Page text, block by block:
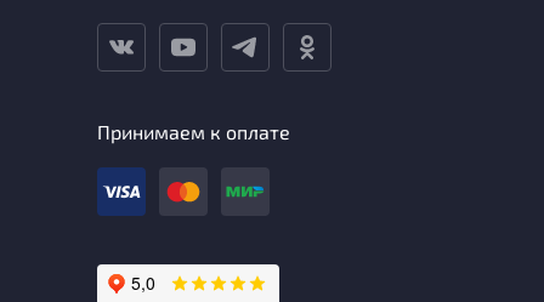
Принимаем к оплате